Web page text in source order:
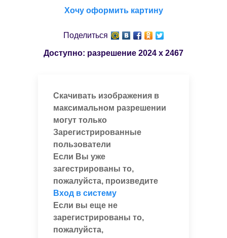
Хочу оформить картину
Поделиться
Доступно: разрешение 2024 x 2467
Скачивать изображения в
максимальном разрешении
могут только
Зарегистрированные
пользователи
Если Вы уже
загестрированы то,
пожалуйста, произведите
Вход в систему
Если вы еще не
зарегистрированы то,
пожалуйста,